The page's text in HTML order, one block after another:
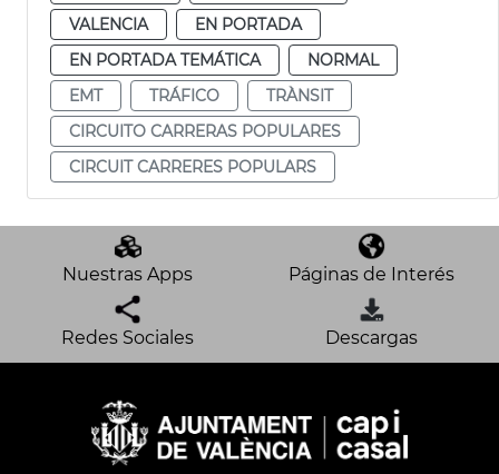
VALENCIA
EN PORTADA
EN PORTADA TEMÁTICA
NORMAL
EMT
TRÁFICO
TRÀNSIT
CIRCUITO CARRERAS POPULARES
CIRCUIT CARRERES POPULARS
Nuestras Apps Páginas de Interés
Redes Sociales Descargas